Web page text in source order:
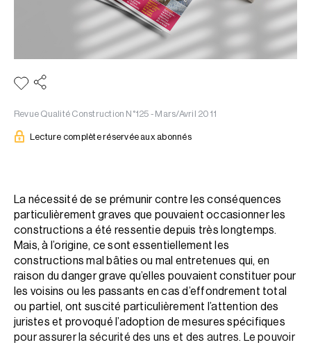
Revue Qualité Construction N°125 - Mars/Avril 2011
Lecture complète réservée aux abonnés
La nécessité de se prémunir contre les conséquences
particulièrement graves que pouvaient occasionner les
constructions a été ressentie depuis très longtemps.
Mais, à l’origine, ce sont essentiellement les
constructions mal bâties ou mal entretenues qui, en
raison du danger grave qu’elles pouvaient constituer pour
les voisins ou les passants en cas d’effondrement total
ou partiel, ont suscité particulièrement l’attention des
juristes et provoqué l’adoption de mesures spécifiques
pour assurer la sécurité des uns et des autres. Le pouvoir